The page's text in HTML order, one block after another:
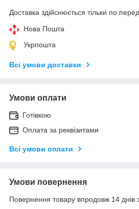
Доставка здійснюється тільки по
Нова Пошта
Укрпошта
Всі умови доставки
Умови оплати
Готівкою
Оплата за реквізитами
Всі умови оплати
Умови повернення
Повернення товару впродовж 14 днів